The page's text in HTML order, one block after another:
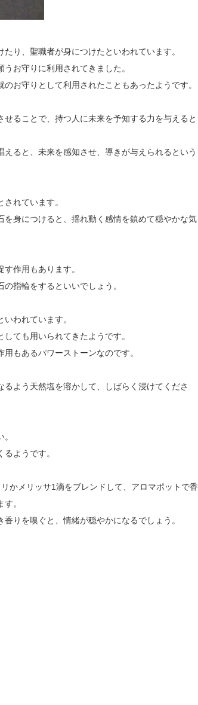
り、聖職者が身につけたといわれています。
お守りに利用されてきました。
お守りとして利用されたこともあったようです。
ることで、持つ人に未来を予知する力を与えると
ると、未来を感知させ、導きが与えられるという
れています。
身につけると、揺れ動く感情を鎮めて穏やかな気
作用もあります。
指輪をするといいでしょう。
われています。
ても用いられてきたようです。
もあるパワーストーンなのです。
よう天然塩を溶かして、しばらく浸けてくださ
ようです。
かメリッサ1滴をブレンドして、アロマポットで香
。
りを嗅ぐと、情緒が穏やかになるでしょう。